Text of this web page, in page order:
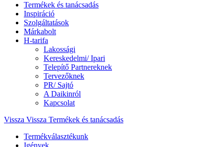
Termékek és tanácsadás
Inspiráció
Szolgáltatások
Márkabolt
H-tarifa
Lakossági
Kereskedelmi/ Ipari
Telepítő Partnereknek
Tervezőknek
PR/ Sajtó
A Daikinról
Kapcsolat
Vissza Vissza Termékek és tanácsadás
Termékválasztékunk
Igények